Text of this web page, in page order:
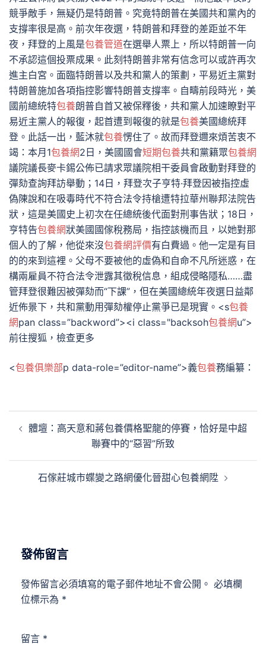
競爭敵手，無疑仍是特朗普。究竟特朗普在美國共和黨內的
支撐率很是高。前次年夜選，特朗普和拜登的差距並不年
夜，拜登的上風是包養管道在選舉人票上，所以特朗普一向
不承認這個投票成果。此刻特朗普非常有信念可以或許再次
進主白宮。面臨特朗普以及共和黨人的策劃，平易近主黨對
特朗普施加各項指控影響特朗普支撐率。自疇前段時光，美
國前總統特包養朗普自首又被保釋後，共和黨人加速瞭對平
易近主黨人的報復，起首遭到報復的就是包養美國總統拜
登。此話一出，藍沐就包養愣住了。故而拜登邇來煩苦衷不
竭：本月1包養網2日，美國國會短期包養共和黨籍眾包養網
議院議長麥卡錫公佈已請求眾議院相干委員會啟動對拜登的
彈劾查詢拜訪舉動；14日，拜登次子亨特·拜登因被指控虛
偽陳說和在吸毒時代不符合法令持槍遭特拉華州聯邦法院告
狀，這是美國史上初次在任總統後代面對刑事告狀；18日，
亨特告包養網狀美國國傢稅務局，指控該機而且，以她對那
個人的了解，他從來沒包養網評價有白費過。他一定是有目
的的來到這裡。父母不要被他的虛偽和自命不凡所迷惑，在
構兩雇員不符合法令泄露其徵稅信息，組成侵略隱私……盡
管拜登很難因被彈劾而“下課”，但在美國總統年夜選日益鄰
近佈景下，共和黨動用彈劾權停止黨爭已是現實。<s包養
網pan class=”backword”><i class="backsoh包養網u”>
前往搜狐，檢查更多
<包養俱樂部p data-role=”editor-name”>義包養務編纂：
章 體壇：高天意和蔣包養價格聖龍的停賽，恰好是中超
聯賽中的“惡習”所致
石傢莊城市蝶變之路網優化晉甜心包養網陞
發佈留言
發佈留言必須填寫的電子郵件地址不會公開。 必填欄
位標示為 *
留言 *